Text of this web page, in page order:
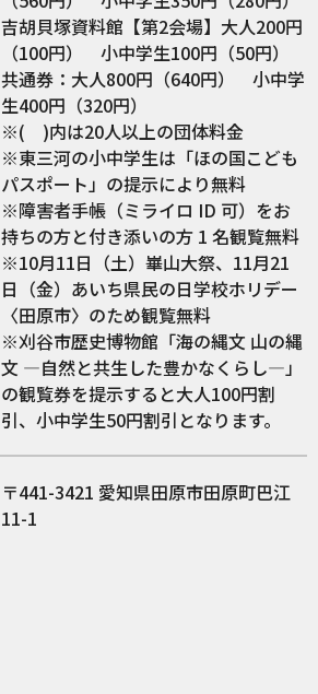
吉胡貝塚資料館【第2会場】大人200円
（100円） 小中学生100円（50円）
共通券：大人800円（640円） 小中学
生400円（320円）
※( )内は20人以上の団体料金
※東三河の小中学生は「ほの国こども
パスポート」の提示により無料
※障害者手帳（ミライロ ID 可）をお
持ちの方と付き添いの方 1 名観覧無料
※10月11日（土）崋山大祭、11月21
日（金）あいち県民の日学校ホリデー
〈田原市〉のため観覧無料
※刈谷市歴史博物館「海の縄文 山の縄
文 ―自然と共生した豊かなくらし―」
の観覧券を提示すると大人100円割
引、小中学生50円割引となります。
441-3421 愛知県田原市田原町巴江
11-1